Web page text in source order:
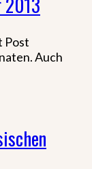
Post
Auch